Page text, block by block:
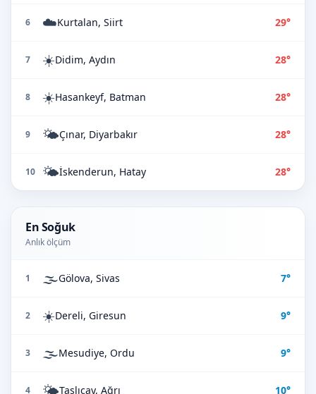
6 ☁️Kurtalan, Siirt 29°
7 ☀️Didim, Aydın 28°
8 ☀️Hasankeyf, Batman 28°
9 🌤️Çınar, Diyarbakır 28°
10 🌤️İskenderun, Hatay 28°
En Soğuk
Anlık ölçüm
1 🌫️Gölova, Sivas 7°
2 ☀️Dereli, Giresun 9°
3 🌫️Mesudiye, Ordu 9°
4 🌤️Taşlıçay, Ağrı 10°